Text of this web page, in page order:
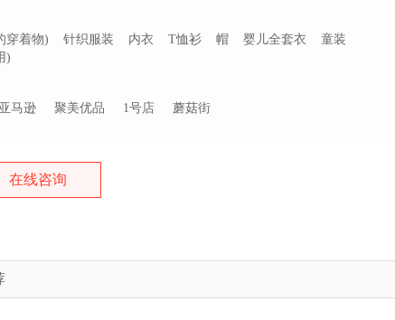
穿着物) 针织服装 内衣 T恤衫 帽 婴儿全套衣
童装
)
亚马逊 聚美优品 1号店 蘑菇街
在线咨询